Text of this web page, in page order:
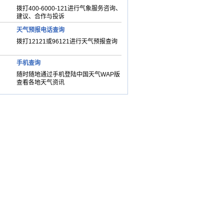
拨打400-6000-121进行气象服务咨询、
建议、合作与投诉
天气预报电话查询
拨打12121或96121进行天气预报查询
手机查询
随时随地通过手机登陆中国天气WAP版
查看各地天气资讯